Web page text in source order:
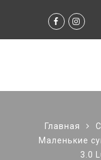
Главная
Маленькие
3.0